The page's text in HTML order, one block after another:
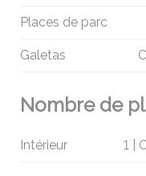
Places de parc
Galetas
Nombre de
Intérieur 1 |